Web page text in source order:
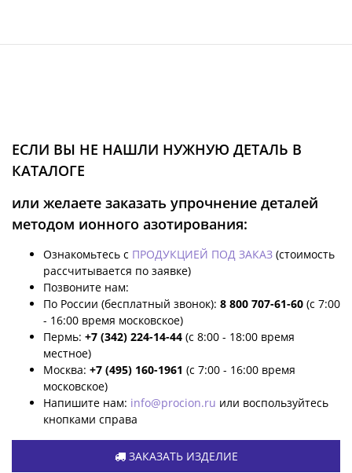
ЕСЛИ ВЫ НЕ НАШЛИ НУЖНУЮ ДЕТАЛЬ В
КАТАЛОГЕ
или желаете заказать упрочнение деталей
методом ионного азотирования:
Ознакомьтесь с ПРОДУКЦИЕЙ ПОД ЗАКАЗ (стоимость
рассчитывается по заявке)
Позвоните нам:
По России (бесплатный звонок): 8 800 707-61-60 (с 7:00
- 16:00 время московское)
Пермь: +7 (342) 224-14-44 (с 8:00 - 18:00 время
местное)
Москва: +7 (495) 160-1961 (с 7:00 - 16:00 время
московское)
Напишите нам: info@procion.ru или воспользуйтесь
кнопками справа
ЗАКАЗАТЬ ИЗДЕЛИЕ